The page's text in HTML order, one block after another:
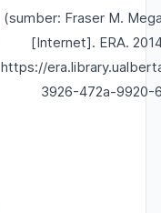
(sumber: Fraser M.
[Internet]. ERA.
https://
3926-472a-9920-